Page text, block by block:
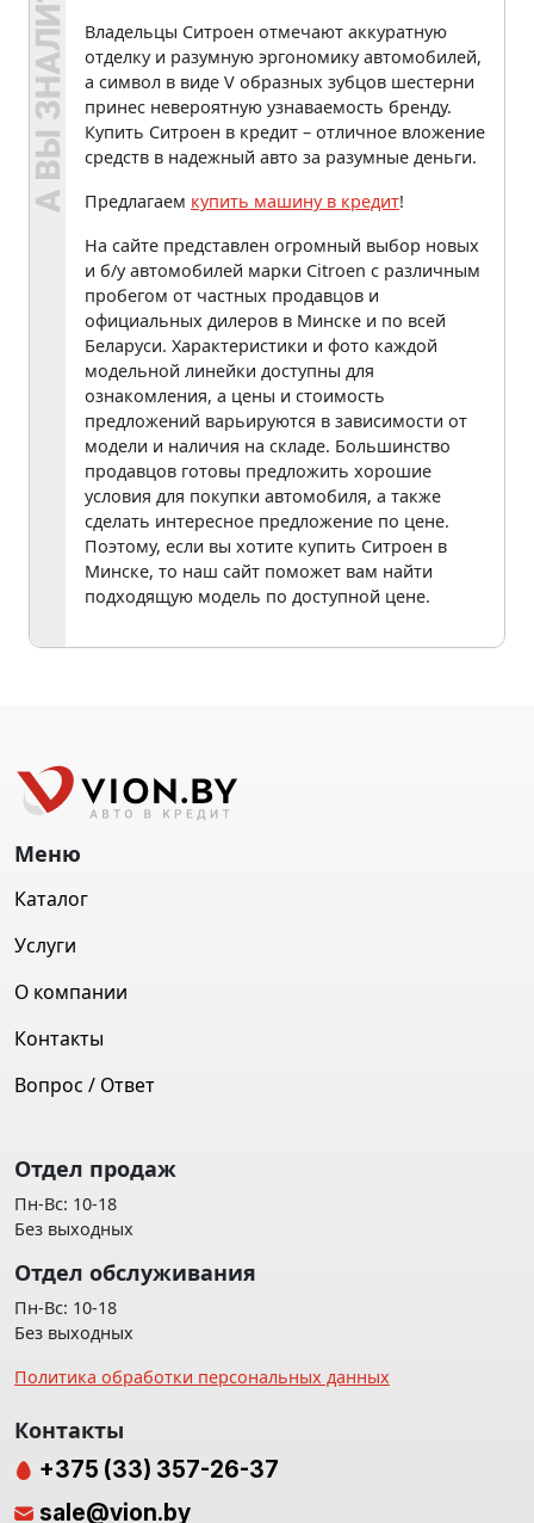
Владельцы Ситроен отмечают аккуратную
отделку и разумную эргономику автомобилей,
а символ в виде V образных зубцов шестерни
принес невероятную узнаваемость бренду.
Купить Ситроен в кредит – отличное вложение
средств в надежный авто за разумные деньги.
Предлагаем купить машину в кредит!
На сайте представлен огромный выбор новых
и б/у автомобилей марки Citroen с различным
пробегом от частных продавцов и
официальных дилеров в Минске и по всей
Беларуси. Характеристики и фото каждой
модельной линейки доступны для
ознакомления, а цены и стоимость
предложений варьируются в зависимости от
модели и наличия на складе. Большинство
продавцов готовы предложить хорошие
условия для покупки автомобиля, а также
сделать интересное предложение по цене.
Поэтому, если вы хотите купить Ситроен в
Минске, то наш сайт поможет вам найти
подходящую модель по доступной цене.
Меню
Каталог
Услуги
О компании
Контакты
Вопрос / Ответ
Отдел продаж
Пн-Вс: 10-18
Без выходных
Отдел обслуживания
Пн-Вс: 10-18
Без выходных
Политика обработки персональных данных
Контакты
+375 (33) 357-26-37
sale@vion.by